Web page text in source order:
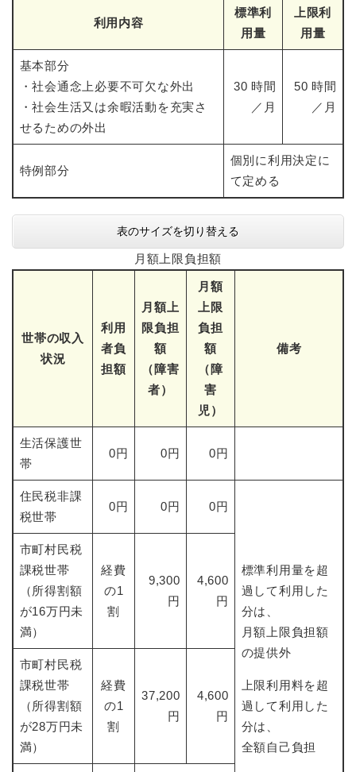
利用内容
標準利
用量
上限利
用量
基本部分
・社会通念上必要不可欠な外出
・社会生活又は余暇活動を充実さ
せるための外出
30 時間
／月
50 時間
／月
特例部分
個別に利用決定に
て定める
表のサイズを切り替える
月額上限負担額
世帯の収入
状況
利用
者負
担額
月額上
限負担
額
（障害
者）
月額
上限
負担
額
（障
害
児）
備考
生活保護世
帯
0円 0円 0円
住民税非課
税世帯
0円 0円 0円
標準利用量を超
過して利用した
分は、
月額上限負担額
の提供外
上限利用料を超
過して利用した
分は、
全額自己負担
市町村民税
課税世帯
（所得割額
が16万円未
満）
経費
の1
割
9,300
円
4,600
円
市町村民税
課税世帯
（所得割額
が28万円未
満）
経費
の1
割
37,200
円
4,600
円